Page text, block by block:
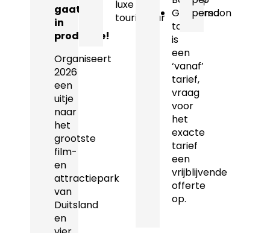
gaat
in
productie!
Organiseert
2026
een
uitje
naar
het
grootste
film-
en
attractiepark
van
Duitsland
en
luxe
touringcar Genoemd
tarief
is
een
‘vanaf’
tarief,
vraag
voor
het
exacte
tarief
een
vrijblijvende
offerte
op.
persoon